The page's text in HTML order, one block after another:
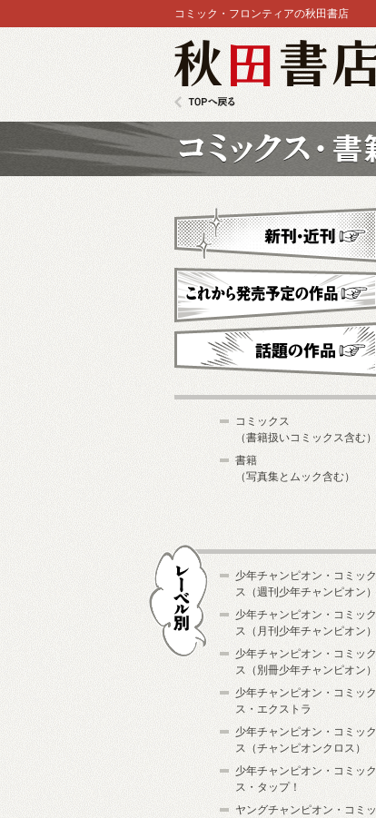
コミック・フロンティアの秋田書店
新刊・近刊
これから発売予定
コミックス
（書籍扱いコミックス含む）
書籍
（写真集とムック含む）
少年チャンピオン・コミック
ス（週刊少年チャンピオン）
少年チャンピオン・コミック
ス（月刊少年チャンピオン）
少年チャンピオン・コミック
ス（別冊少年チャンピオン）
少年チャンピオン・コミック
ス・エクストラ
少年チャンピオン・コミック
ス（チャンピオンクロス）
少年チャンピオン・コミック
ス・タップ！
ヤングチャンピオン・コミッ